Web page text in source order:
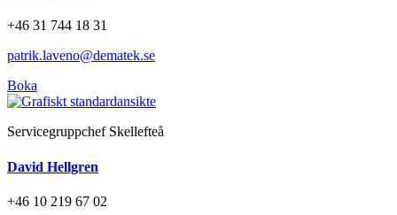
+46 31 744 18 31
patrik.laveno@dematek.se
Boka
Servicegruppchef Skellefteå
David Hellgren
+46 10 219 67 02